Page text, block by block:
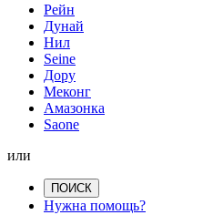
Рейн
Дунай
Нил
Seine
Дору
Меконг
Амазонка
Saone
или
ПОИСК
Нужна помощь?